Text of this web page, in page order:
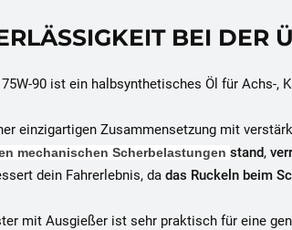
BEI DER
90 ist ein halbsynthetisches Öl für Achs-,
einzigartigen Zusammensetzung mit
mechanischen Scherbelastungen stand,
dein Fahrerlebnis, da das Ruckeln beim
mit Ausgießer ist sehr praktisch für eine